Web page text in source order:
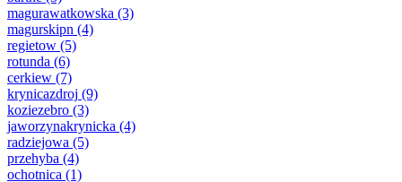
magurawatkowska (3)
magurskipn (4)
regietow (5)
rotunda (6)
cerkiew (7)
krynicazdroj (9)
koziezebro (3)
jaworzynakrynicka (4)
radziejowa (5)
przehyba (4)
ochotnica (1)